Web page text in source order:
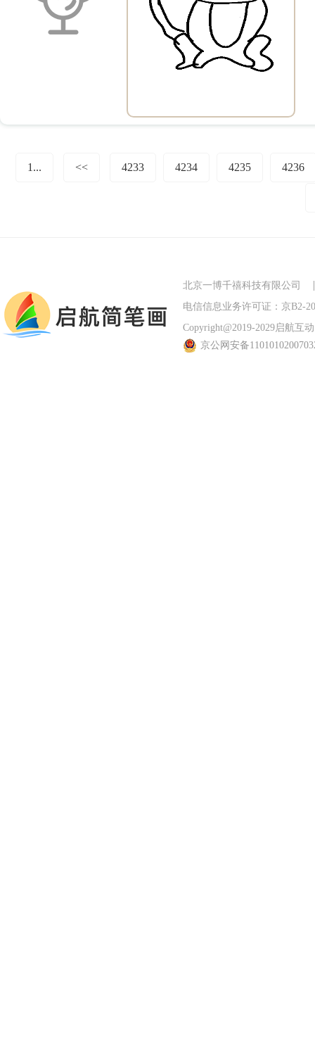
1... << 4233 4234 4235 4236
北京一博千禧科技有限公司
电信信息业务许可证：京B2-
Copyright@2019-2029启航互
京公网安备